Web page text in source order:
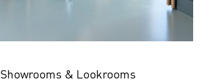
Showrooms & Lookrooms